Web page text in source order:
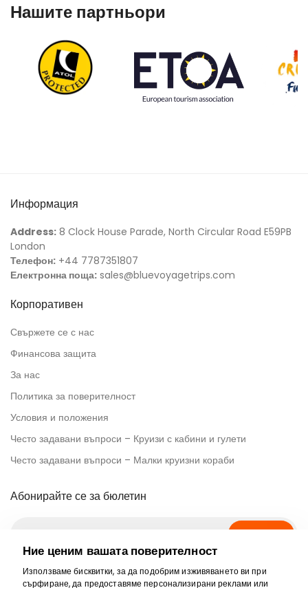
Нашите партньори
Информация
Address: 8 Clock House Parade, North Circular Road E59PB
London
Телефон: +44 7787351807
Електронна поща: sales@bluevoyagetrips.com
Корпоративен
Свържете се с нас
Финансова защита
За нас
Политика за поверителност
Условия и положения
Често задавани въпроси – Круизи с кабини и гулети
Често задавани въпроси – Малки круизни кораби
Абонирайте се за бюлетин
Абонирай се
Социална медия
Ние ценим вашата поверителност
Използваме бисквитки, за да подобрим изживяването ви при
сърфиране, да предоставяме персонализирани реклами или